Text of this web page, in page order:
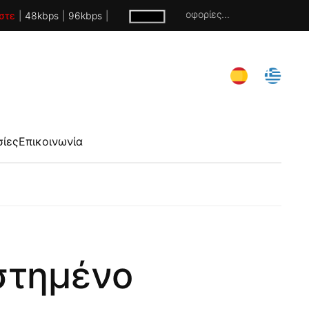
48kbps 96kbpsΧωρίς πληροφορίες...
Επικοινωνία